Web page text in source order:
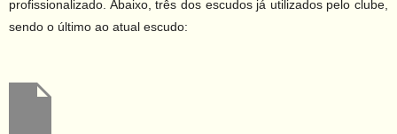
profissionalizado. Abaixo, três dos escudos já utilizados pelo clube,
sendo o último ao atual escudo: